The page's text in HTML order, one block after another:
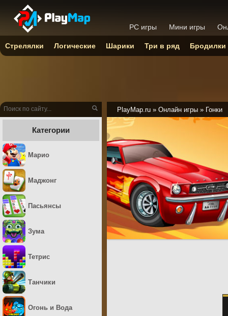
PlayMap.ru » Онлайн игры » Гонки
Категории
Марио
Маджонг
Пасьянсы
Зума
Тетрис
Танчики
Огонь и Вода
PC игры Мини игры
Стрелялки Логические Шарики Три в ряд Бродилки